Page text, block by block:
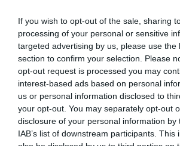
If you wish to opt-out of the sale, sharing
processing of your personal or sensitive
targeted advertising by us, please use the
section to confirm your selection. Please
opt-out request is processed you may
interest-based ads based on personal
us or personal information disclosed to
your opt-out. You may separately opt-out
disclosure of your personal information by
IAB’s list of downstream participants. This
Ara bé, com en tot, sempre hi ha
inversions en aquest tipus
sondejar bé l'alta taxa de fracàs,
les empreses emergents
sobreviure, integrar-se en
corporatives i això sempre és un
regulacions i normatives que més